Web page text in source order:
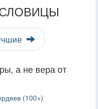
а не вера от
(100+)